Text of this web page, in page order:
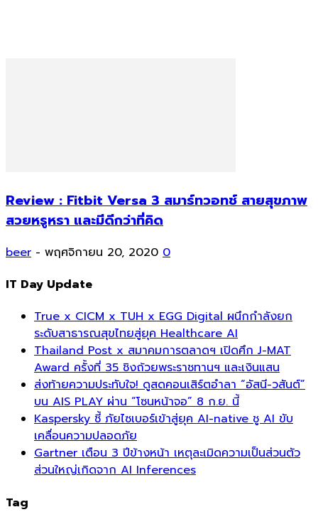
Review : Fitbit Versa 3 สมาร์ทวอทช์ สายสุขภาพ
สวยหรูหรา และมีดีกว่าที่คิด
beer - พฤศจิกายน 20, 2020 0
IT Day Update
True x CICM x TUH x EGG Digital ผนึกกำลังยก
ระดับสาธารณสุขไทยสู่ยุค Healthcare AI
Thailand Post x สมาคมการตลาดฯ เปิดศึก J-MAT
Award ครั้งที่ 35 ชิงถ้วยพระราชทานฯ และเงินแสน
ส่งท้ายความประทับใจ! ดูสดคอนเสิร์ตอำลา “อัสนี-วสันต์”
บน AIS PLAY ผ่าน “โซนหน้าจอ” 8 ก.ย. นี้
Kaspersky ชี้ ภัยไซเบอร์เข้าสู่ยุค AI-native ชู AI ขับ
เคลื่อนความปลอดภัย
Gartner เตือน 3 ปีข้างหน้า เหตุละเมิดความเป็นส่วนตัว
ส่วนใหญ่เกิดจาก AI Inferences
Tag